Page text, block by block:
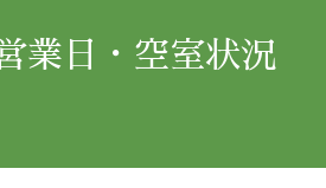
業日・空室状況